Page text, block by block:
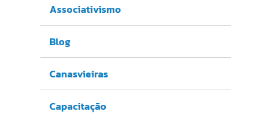
Associativismo
Blog
Canasvieiras
Capacitação